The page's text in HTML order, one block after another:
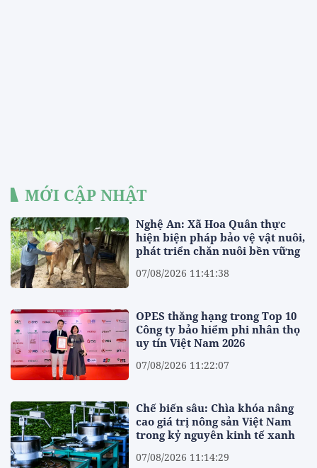
MỚI CẬP NHẬT
Nghệ An: Xã Hoa Quân thực
hiện biện pháp bảo vệ vật nuôi,
phát triển chăn nuôi bền vững
07/08/2026 11:41:38
OPES thăng hạng trong Top 10
Công ty bảo hiểm phi nhân thọ
uy tín Việt Nam 2026
07/08/2026 11:22:07
Chế biến sâu: Chìa khóa nâng
cao giá trị nông sản Việt Nam
trong kỷ nguyên kinh tế xanh
07/08/2026 11:14:29